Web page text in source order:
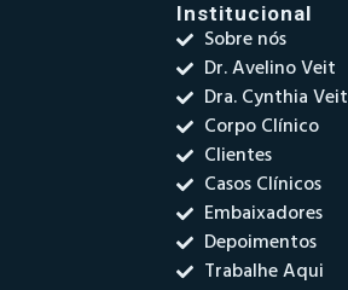
Institucional
Sobre nós
Dr. Avelino Veit
Dra. Cynthia Veit
Corpo Clínico
Clientes
Casos Clínicos
Embaixadores
Depoimentos
Trabalhe Aqui